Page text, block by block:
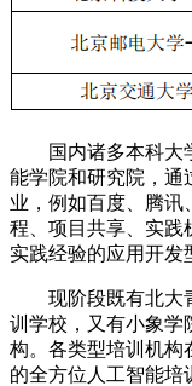
国内诸多本科大学
能学院和研究院，通
业，例如百度、腾讯
程、项目共享、实践
实践经验的应用开发
现阶段既有北大青
训学校，又有小象学
构。各类型培训机构
的全方位人工智能培